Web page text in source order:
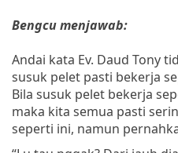
Bengcu menjawab:
Andai kata Ev. Daud Tony
susuk pelet pasti bekerja
Bila susuk pelet bekerja
maka kita semua pasti
seperti ini, namun